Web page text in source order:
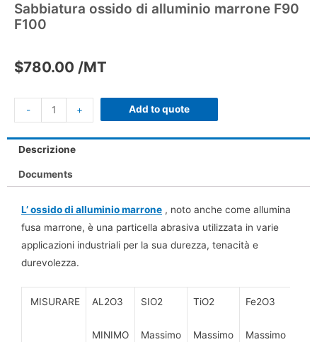
Sabbiatura ossido di alluminio marrone F90
F100
$780.00 /MT
- + Add to quote
Descrizione
Documents
L’ossidodi alluminio marrone , noto anche come allumina
fusa marrone, è una particella abrasiva utilizzata in varie
applicazioni industriali per la sua durezza, tenacità e
durevolezza.
MISURARE AL2O3
MINIMO
SIO2
Massimo
TiO2
Massimo
Fe2O3
Massimo